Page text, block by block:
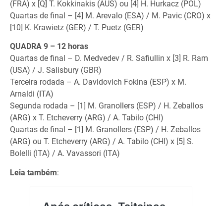
(FRA) x [Q] T. Kokkinakis (AUS) ou [4] H. Hurkacz (POL)
Quartas de final – [4] M. Arevalo (ESA) / M. Pavic (CRO) x
[10] K. Krawietz (GER) / T. Puetz (GER)
QUADRA 9 – 12 horas
Quartas de final – D. Medvedev / R. Safiullin x [3] R. Ram
(USA) / J. Salisbury (GBR)
Terceira rodada – A. Davidovich Fokina (ESP) x M.
Arnaldi (ITA)
Segunda rodada – [1] M. Granollers (ESP) / H. Zeballos
(ARG) x T. Etcheverry (ARG) / A. Tabilo (CHI)
Quartas de final – [1] M. Granollers (ESP) / H. Zeballos
(ARG) ou T. Etcheverry (ARG) / A. Tabilo (CHI) x [5] S.
Bolelli (ITA) / A. Vavassori (ITA)
Leia também: